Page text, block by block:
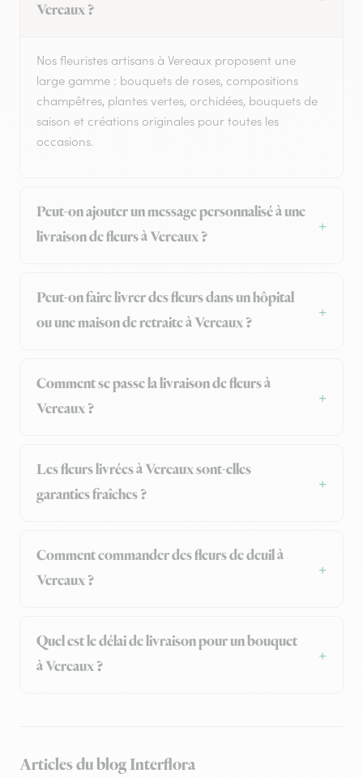
Vereaux ?
Nos fleuristes artisans à Vereaux proposent une
large gamme : bouquets de roses, compositions
champêtres, plantes vertes, orchidées, bouquets de
saison et créations originales pour toutes les
occasions.
Peut-on ajouter un message personnalisé à une
livraison de fleurs à Vereaux ?
Peut-on faire livrer des fleurs dans un hôpital
ou une maison de retraite à Vereaux ?
Comment se passe la livraison de fleurs à
Vereaux ?
Les fleurs livrées à Vereaux sont-elles
garanties fraîches ?
Comment commander des fleurs de deuil à
Vereaux ?
Quel est le délai de livraison pour un bouquet
à Vereaux ?
Articles du blog Interflora